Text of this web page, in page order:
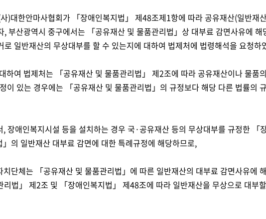
)대한안마사협회가 「장애인복지법」 제48조제1항에 따라 공유재산(일반재
, 부산광역시 중구에서는 「공유재산 및 물품관리법」상 대부료 감면사유에
로 일반재산의 무상대부를 할 수 있는지에 대하여 법제처에 법령해석을 요청하
하여 법제처는
「공유재산 및 물품관리법」 제2조에 따라 공유재산이나 물품
이 있는 경우에는 「공유재산 및 물품관리법」의 규정보다 해당 다른 법률의
, 장애인복지시설 등을 설치하는 경우 국·공유재산 등의 무상대부를 규정한 「
의 일반재산 대부료 감면에 대한 특례규정에 해당하므로,
치단체는 「공유재산 및 물품관리법」에 따른 일반재산의 대부료 감면사유에
리법」 제2조 및 「장애인복지법」 제48조에 따라 일반재산을 무상으로 대부